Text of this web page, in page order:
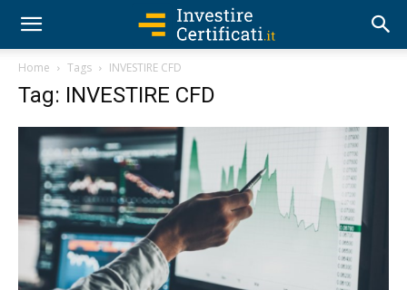
Home Tags INVESTIRE CFD
Tag: INVESTIRE CFD